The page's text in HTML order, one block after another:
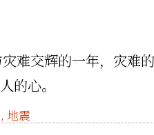
难交辉的一年，灾难
的心。
, 地震